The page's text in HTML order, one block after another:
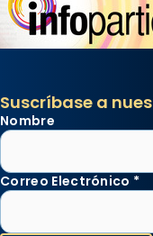
Suscríbase a
Nombre
Correo Electrónico *